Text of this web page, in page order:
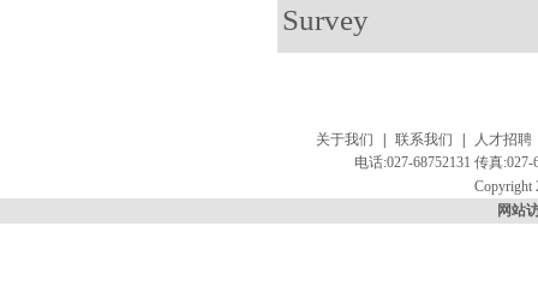
Survey
关于我们 联系我们
人才招聘
电话:027-68752131 传真
Copyright
网站